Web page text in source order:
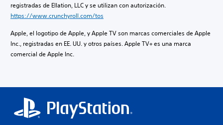
registradas de Ellation, LLC y se utilizan con autorización.
https://www.crunchyroll.com/tos
Apple, el logotipo de Apple, y Apple TV son marcas comerciales de Apple
Inc., registradas en EE. UU. y otros países. Apple TV+ es una marca
comercial de Apple Inc.